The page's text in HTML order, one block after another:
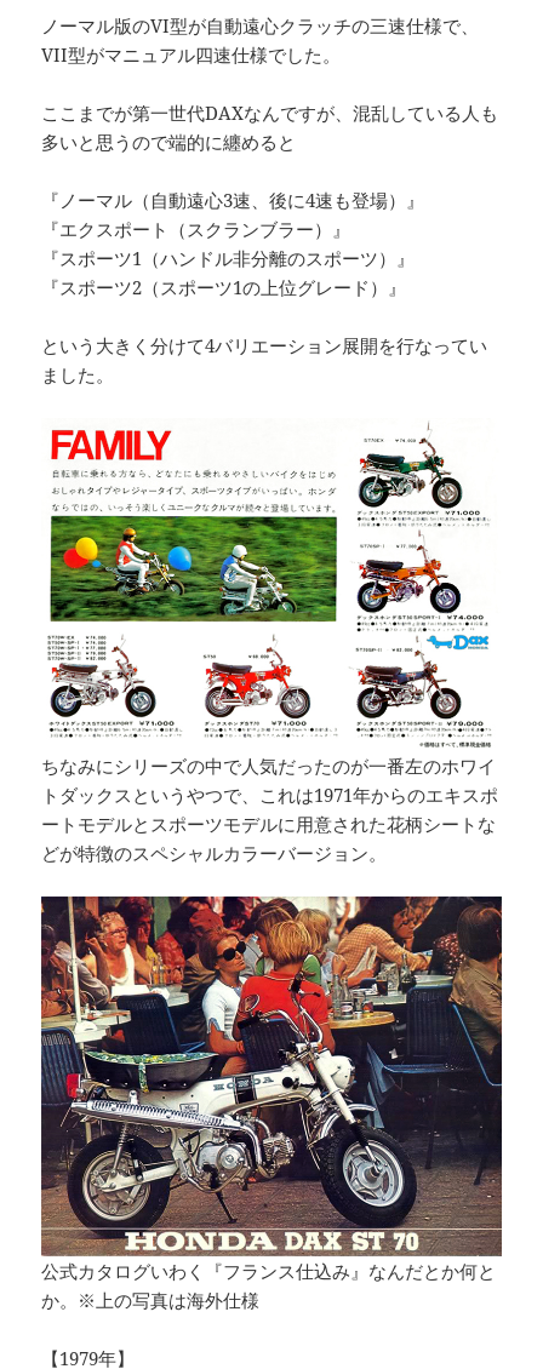
ノーマル版のVI型が自動遠心クラッチの三速仕様で、
VII型がマニュアル四速仕様でした。
ここまでが第一世代DAXなんですが、混乱している人も
多いと思うので端的に纏めると
『ノーマル（自動遠心3速、後に4速も登場）』
『エクスポート（スクランブラー）』
『スポーツ1（ハンドル非分離のスポーツ）』
『スポーツ2（スポーツ1の上位グレード）』
という大きく分けて4バリエーション展開を行なってい
ました。
ちなみにシリーズの中で人気だったのが一番左のホワイ
トダックスというやつで、これは1971年からのエキスポ
ートモデルとスポーツモデルに用意された花柄シートな
どが特徴のスペシャルカラーバージョン。
公式カタログいわく『フランス仕込み』なんだとか何と
か。※上の写真は海外仕様
【1979年】